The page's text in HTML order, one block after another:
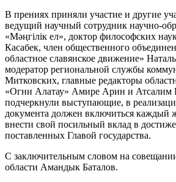
В прениях приняли участие и другие
ведущий научный сотрудник научно-
«Мәңгілік ел», доктор философских
Касабек, член общественного
областное славянское движение»
модератор региональной службы
Митковских, главные редакторы
«Огни Алатау» Амире Арин и Атсалим
подчеркнули выступающие, в
документа должен включиться каждый
внести свой посильный вклад в
поставленных Главой государства.
С заключительным словом на
области Амандык Баталов.